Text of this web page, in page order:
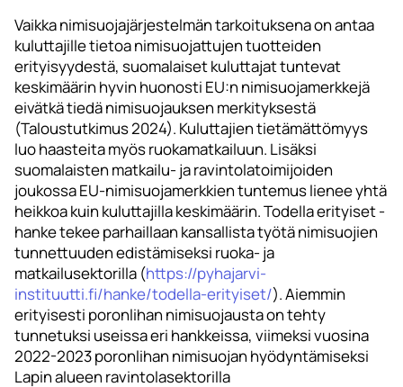
Vaikka nimisuojajärjestelmän tarkoituksena on antaa
kuluttajille tietoa nimisuojattujen tuotteiden
erityisyydestä, suomalaiset kuluttajat tuntevat
keskimäärin hyvin huonosti EU:n nimisuojamerkkejä
eivätkä tiedä nimisuojauksen merkityksestä
(Taloustutkimus 2024). Kuluttajien tietämättömyys
luo haasteita myös ruokamatkailuun. Lisäksi
suomalaisten matkailu- ja ravintolatoimijoiden
joukossa EU-nimisuojamerkkien tuntemus lienee yhtä
heikkoa kuin kuluttajilla keskimäärin. Todella erityiset -
hanke tekee parhaillaan kansallista työtä nimisuojien
tunnettuuden edistämiseksi ruoka- ja
matkailusektorilla (https://pyhajarvi-
instituutti.fi/hanke/todella-erityiset/). Aiemmin
erityisesti poronlihan nimisuojausta on tehty
tunnetuksi useissa eri hankkeissa, viimeksi vuosina
2022-2023 poronlihan nimisuojan hyödyntämiseksi
Lapin alueen ravintolasektorilla